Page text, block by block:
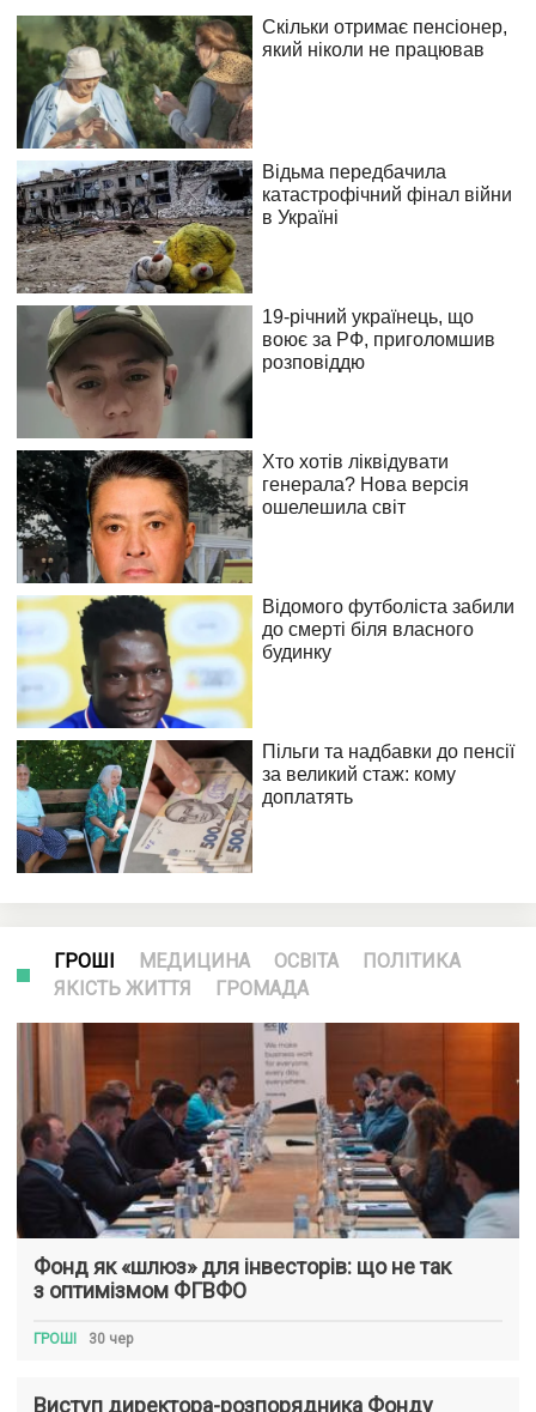
ГРОШІ МЕДИЦИНА ОСВІТА
ПОЛІТИКА
ЯКІСТЬ ЖИТТЯ
ГРОМАДА
Фонд як «шлюз» для інвесторів: що не так
з оптимізмом ФГВФО
ГРОШІ 30 чер
Виступ директора-розпорядника Фонду